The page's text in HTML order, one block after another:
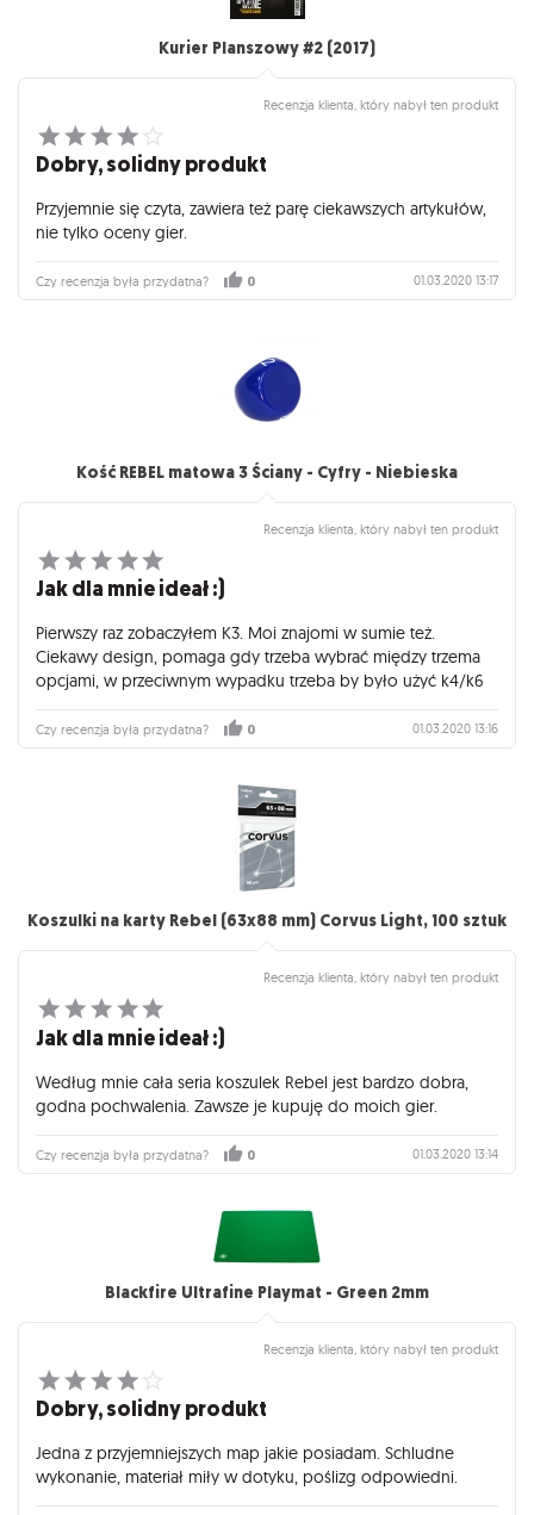
Kurier Planszowy #2 (2017)
Recenzja klienta, który nabył ten produkt
Dobry, solidny produkt
Przyjemnie się czyta, zawiera też parę ciekawszych artykułów,
nie tylko oceny gier.
Czy recenzja była przydatna? 0 01.03.2020 13:17
Kość REBEL matowa 3 Ściany - Cyfry - Niebieska
Recenzja klienta, który nabył ten produkt
Jak dla mnie ideał :)
Pierwszy raz zobaczyłem K3. Moi znajomi w sumie też.
Ciekawy design, pomaga gdy trzeba wybrać między trzema
opcjami, w przeciwnym wypadku trzeba by było użyć k4/k6
Czy recenzja była przydatna? 0 01.03.2020 13:16
Koszulki na karty Rebel (63x88 mm) Corvus Light, 100 sztuk
Recenzja klienta, który nabył ten produkt
Jak dla mnie ideał :)
Według mnie cała seria koszulek Rebel jest bardzo dobra,
godna pochwalenia. Zawsze je kupuję do moich gier.
Czy recenzja była przydatna? 0 01.03.2020 13:14
Blackfire Ultrafine Playmat - Green 2mm
Recenzja klienta, który nabył ten produkt
Dobry, solidny produkt
Jedna z przyjemniejszych map jakie posiadam. Schludne
wykonanie, materiał miły w dotyku, poślizg odpowiedni.